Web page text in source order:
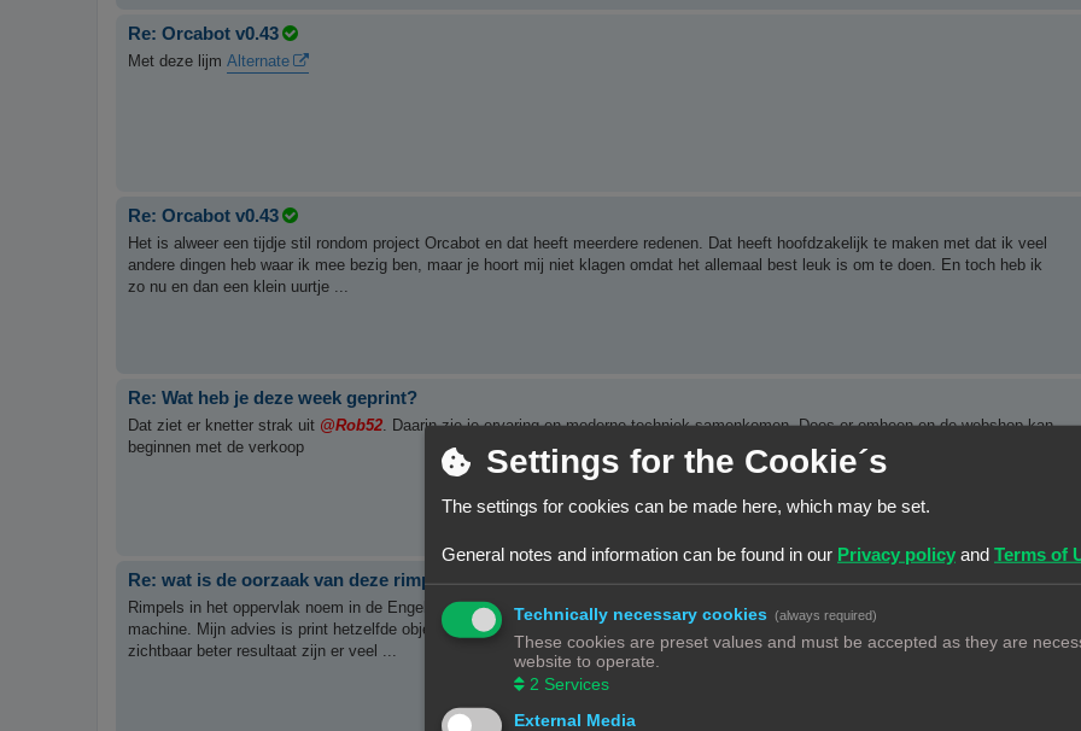
Re: Orcabot v0.43
Met deze lijm Alternate
Re: Orcabot v0.43
Het is alweer een tijdje stil rondom project Orcabot en dat heeft meerdere redenen. Dat heeft hoofdzakelijk te maken met dat ik veel
andere dingen heb waar ik mee bezig ben, maar je hoort mij niet klagen omdat het allemaal best leuk is om te doen. En toch heb ik
zo nu en dan een klein uurtje ...
Re: Wat heb je deze week geprint?
Dat ziet er knetter strak uit @Rob52 . Daarin zie je ervaring en moderne techniek samenkomen. Doos er omheen en de webshop kan
beginnen met de verkoop
Re: wat is de oorzaak van deze rimpels
Rimpels in het oppervlak noem in de Engelse term ook wel ringing en is in 99% van alle gevallen te wijten aan trillingen in de
machine. Mijn advies is print hetzelfde object een keer met een duidelijk lagere snelheid om het effect te zien. Krijg je dan een
zichtbaar beter resultaat zijn er veel ...
Settings for the Cookie´s
The settings for cookies can be made here, which may be set.
General notes and information can be found in our Privacy policy and Terms of
Technically necessary cookies (always required)
These cookies are preset values and must be accepted as they are
website to operate.
2 Services
External Media